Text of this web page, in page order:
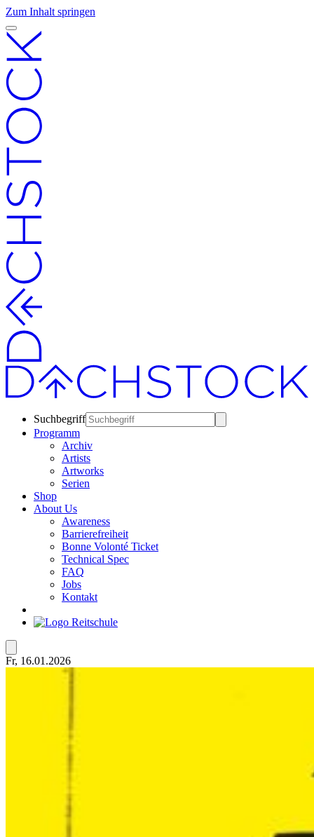
Zum Inhalt springen
Suchbegriff
Programm
Archiv
Artists
Artworks
Serien
Shop
About Us
Awareness
Barrierefreiheit
Bonne Volonté Ticket
Technical Spec
FAQ
Jobs
Kontakt
Fr, 16.01.2026